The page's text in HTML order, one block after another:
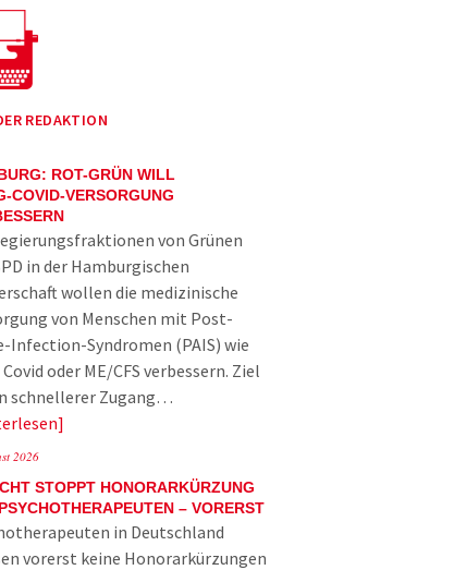
REDAKTION
ROT-GRÜN WILL
COVID-VERSORGUNG
von Grünen
in der Hamburgischen
wollen die medizinische
von Menschen mit Post-
Infection-Syndromen (PAIS) wie
oder ME/CFS verbessern. Ziel
schnellerer Zugang…
2026
STOPPT HONORARKÜRZUNG
– VORERST
in Deutschland
vorerst keine Honorarkürzungen